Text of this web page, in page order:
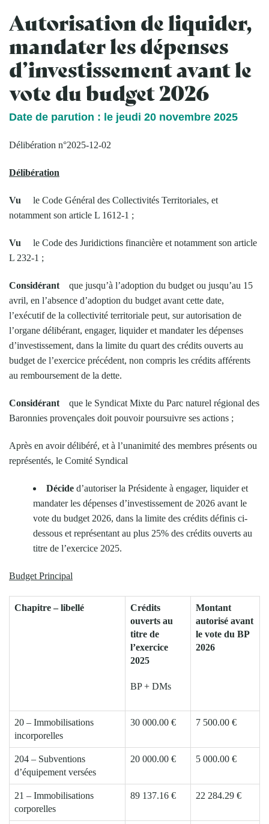
Autorisation de liquider,
mandater les dépenses
d’investissement avant le
vote du budget 2026
Date de parution : le jeudi 20 novembre 2025
Délibération n°2025-12-02
Délibération
Vu le Code Général des Collectivités Territoriales, et
notamment son article L 1612-1 ;
Vu le Code des Juridictions financière et notamment son article
L 232-1 ;
Considérant que jusqu’à l’adoption du budget ou jusqu’au 15
avril, en l’absence d’adoption du budget avant cette date,
l’exécutif de la collectivité territoriale peut, sur autorisation de
l’organe délibérant, engager, liquider et mandater les dépenses
d’investissement, dans la limite du quart des crédits ouverts au
budget de l’exercice précédent, non compris les crédits afférents
au remboursement de la dette.
Considérant que le Syndicat Mixte du Parc naturel régional des
Baronnies provençales doit pouvoir poursuivre ses actions ;
Après en avoir délibéré, et à l’unanimité des membres présents ou
représentés, le Comité Syndical
Décide d’autoriser la Présidente à engager, liquider et
mandater les dépenses d’investissement de 2026 avant le
vote du budget 2026, dans la limite des crédits définis ci-
dessous et représentant au plus 25% des crédits ouverts au
titre de l’exercice 2025.
Budget Principal
Chapitre – libellé
Crédits
ouverts au
titre de
l’exercice
2025
BP + DMs
Montant
autorisé avant
le vote du BP
2026
20 – Immobilisations
incorporelles
30 000.00 € 7 500.00 €
204 – Subventions
d’équipement versées
20 000.00 € 5 000.00 €
21 – Immobilisations
corporelles
89 137.16 € 22 284.29 €